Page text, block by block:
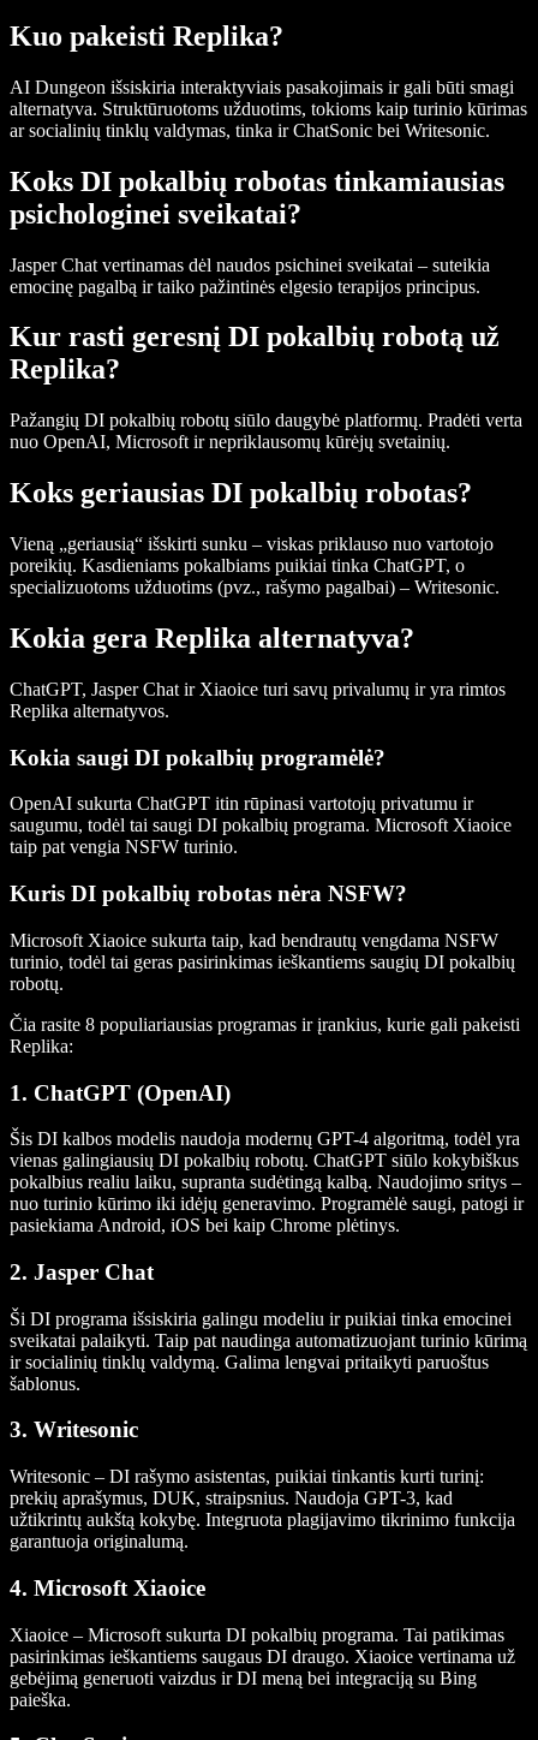
Kuo pakeisti Replika?
AI Dungeon išsiskiria interaktyviais pasakojimais ir gali būti smagi
alternatyva. Struktūruotoms užduotims, tokioms kaip turinio kūrimas
ar socialinių tinklų valdymas, tinka ir ChatSonic bei Writesonic.
Koks DI pokalbių robotas tinkamiausias
psichologinei sveikatai?
Jasper Chat vertinamas dėl naudos psichinei sveikatai – suteikia
emocinę pagalbą ir taiko pažintinės elgesio terapijos principus.
Kur rasti geresnį DI pokalbių robotą už
Replika?
Pažangių DI pokalbių robotų siūlo daugybė platformų. Pradėti verta
nuo OpenAI, Microsoft ir nepriklausomų kūrėjų svetainių.
Koks geriausias DI pokalbių robotas?
Vieną „geriausią“ išskirti sunku – viskas priklauso nuo vartotojo
poreikių. Kasdieniams pokalbiams puikiai tinka ChatGPT, o
specializuotoms užduotims (pvz., rašymo pagalbai) – Writesonic.
Kokia gera Replika alternatyva?
ChatGPT, Jasper Chat ir Xiaoice turi savų privalumų ir yra rimtos
Replika alternatyvos.
Kokia saugi DI pokalbių programėlė?
OpenAI sukurta ChatGPT itin rūpinasi vartotojų privatumu ir
saugumu, todėl tai saugi DI pokalbių programa. Microsoft Xiaoice
taip pat vengia NSFW turinio.
Kuris DI pokalbių robotas nėra NSFW?
Microsoft Xiaoice sukurta taip, kad bendrautų vengdama NSFW
turinio, todėl tai geras pasirinkimas ieškantiems saugių DI pokalbių
robotų.
Čia rasite 8 populiariausias programas ir įrankius, kurie gali pakeisti
Replika:
1. ChatGPT (OpenAI)
Šis DI kalbos modelis naudoja modernų GPT-4 algoritmą, todėl yra
vienas galingiausių DI pokalbių robotų. ChatGPT siūlo kokybiškus
pokalbius realiu laiku, supranta sudėtingą kalbą. Naudojimo sritys –
nuo turinio kūrimo iki idėjų generavimo. Programėlė saugi, patogi ir
pasiekiama Android, iOS bei kaip Chrome plėtinys.
2. Jasper Chat
Ši DI programa išsiskiria galingu modeliu ir puikiai tinka emocinei
sveikatai palaikyti. Taip pat naudinga automatizuojant turinio kūrimą
ir socialinių tinklų valdymą. Galima lengvai pritaikyti paruoštus
šablonus.
3. Writesonic
Writesonic – DI rašymo asistentas, puikiai tinkantis kurti turinį:
prekių aprašymus, DUK, straipsnius. Naudoja GPT-3, kad
užtikrintų aukštą kokybę. Integruota plagijavimo tikrinimo funkcija
garantuoja originalumą.
4. Microsoft Xiaoice
Xiaoice – Microsoft sukurta DI pokalbių programa. Tai patikimas
pasirinkimas ieškantiems saugaus DI draugo. Xiaoice vertinama už
gebėjimą generuoti vaizdus ir DI meną bei integraciją su Bing
paieška.